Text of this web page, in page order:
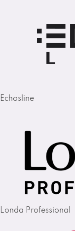
Echosline
Londa Professional